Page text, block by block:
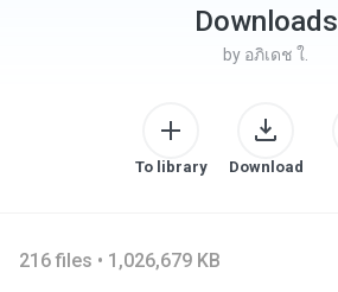
Downloads
by อภิเดช ใ.
To library Download
216 files • 1,026,679 KB